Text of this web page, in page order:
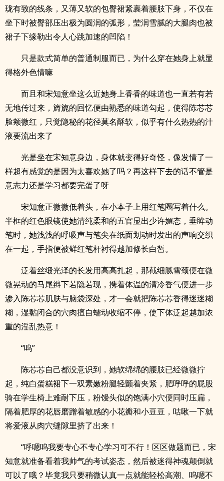
珑有致的线条，又薄又软的包臀裙紧裹着腰肢下身，不仅在
坐下时被臀部压出极为圆润的弧形，莹润雪腻的大腿肉也被
裙子下缘勒出令人心跳加速的凹陷！
只是款式简单的普通制服而已，为什么穿在她身上就显
得格外色情嘛
而且和宋知意坐这么近她身上香香的味道也一直若有若
无地传过来，旖旎的回忆便由熟悉的味道勾起，使得陈芯芯
脸颊微红，只觉隐秘的花径莫名酥软，似乎有什么热热的汁
液要流出来了
光是坐在宋知意身边，身体就变得好奇怪，像发情了一
样超有感觉的是因为太喜欢她了吗？再这样下去的话不管是
意志力还是学习都要完蛋了呀
宋知意正微微低着头，在小本子上用红笔圈写着什么。
半框的红色眼镜使她清纯柔和的五官显出少许媚态，垂眸动
笔时，她浅浅的呼吸声与笔尖在纸面划动时发出的声响交织
在一起，手指便被鲜红笔杆衬得越加修长白皙。
泛着丝缎光泽的长发用高高扎起，那截细腻雪颈便在微
微晃动的马尾辫下若隐若现，携着体温的清冷香气便进一步
渗入陈芯芯肌肤与脑袋深处，才一会就把陈芯芯香得迷迷糊
糊，湿黏闭合的穴肉擅自蠕动收缩不停，使下体泛起越加浓
重的淫乱热意！
“呜”
陈芯芯自己都没意识到，她软绵绵的腰肢已经微微拧
起，纯白蛋糕裙下一双素嫩粉腿轻颤着夹紧，肥呼呼的屁股
骑在学生椅上难耐下压，粉馒头似的饱满小穴便同时压扁，
隔着肥厚的花唇磨蹭着敏感的小花瓣和小豆豆，咕啾一下就
将爱液从肉穴缝隙里挤了出来！
“呼嗯呜我要专心不专心学习可不行！区区做题而已，宋
知意就准备看着我帅气的考试姿态，然后被迷得神魂颠倒就
可以了哦？毕竟我只要稍微认真一点就能轻松高潮、呜嗯不